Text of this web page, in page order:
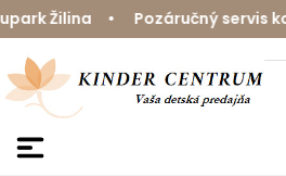
Žilina • Pozáručný